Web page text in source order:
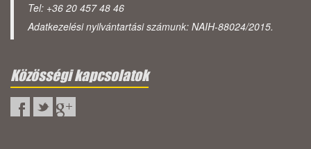
Tel: +36 20 457 48 46
Adatkezelési nyilvántartási számunk: NAIH-88024/2015.
Közösségi kapcsolatok